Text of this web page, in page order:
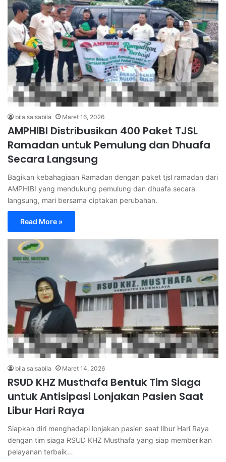
bila salsabila Maret 16, 2026
AMPHIBI Distribusikan 400 Paket TJSL
Ramadan untuk Pemulung dan Dhuafa
Secara Langsung
Bagikan kebahagiaan Ramadan dengan paket tjsl ramadan dari
AMPHIBI yang mendukung pemulung dan dhuafa secara
langsung, mari bersama ciptakan perubahan.
Read More »
bila salsabila Maret 14, 2026
RSUD KHZ Musthafa Bentuk Tim Siaga
untuk Antisipasi Lonjakan Pasien Saat
Libur Hari Raya
Siapkan diri menghadapi lonjakan pasien saat libur Hari Raya
dengan tim siaga RSUD KHZ Musthafa yang siap memberikan
pelayanan terbaik…